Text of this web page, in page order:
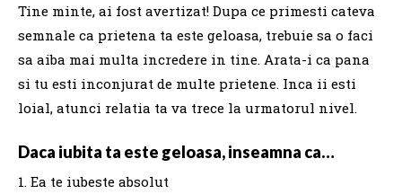
Tine minte, ai fost avertizat! Dupa ce primesti cateva
semnale ca prietena ta este geloasa, trebuie sa o faci
sa aiba mai multa incredere in tine. Arata-i ca pana
si tu esti inconjurat de multe prietene. Inca ii esti
loial, atunci relatia ta va trece la urmatorul nivel.
Daca iubita ta este geloasa, inseamna ca…
1. Ea te iubeste absolut